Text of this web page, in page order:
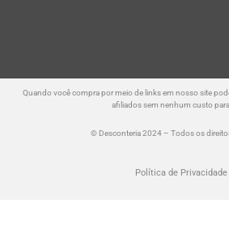
Quando você compra por meio de links em nosso site
afiliados sem nenhum custo para
© Desconteria 2024 – Todos os
Política de Privacidade